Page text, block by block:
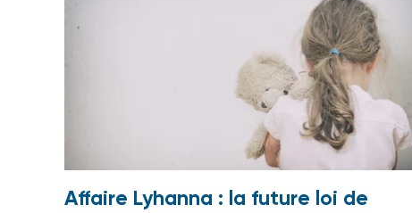
Affaire Lyhanna : la future loi de